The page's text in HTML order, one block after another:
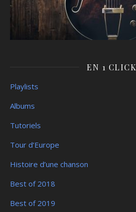
EN 1 CLICK
Playlists
Albums
Tutoriels
Tour d’Europe
Histoire d’une chanson
Best of 2018
Best of 2019